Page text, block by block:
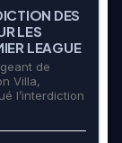
DES
LES
LEAGUE
de
Villa,
l’interdiction